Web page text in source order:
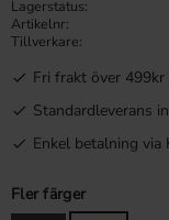
Lagerstatus
Artikelnr
Tillverkare
Fri frakt över
Standardleverans
Enkel betalning via
Fler färger